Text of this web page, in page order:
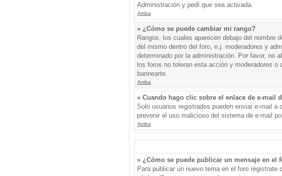
Administración y pedí que sea activada.
Arriba
» ¿Cómo se puede cambiar mi rango?
Rangos, los cuales aparecen debajo del nombre
del mismo dentro del foro, e.j. moderadores y
determinado por la administración. Por favor, no
los foros no toleran esta acción y moderadores
bannearte.
Arriba
» Cuando hago clic sobre el enlace de e-mail
Solo usuarios registrados pueden enviar e-mail
prevenir el uso malicioso del sistema de e-mail
Arriba
» ¿Cómo se puede publicar un mensaje en el
Para publicar un nuevo tema en el foro